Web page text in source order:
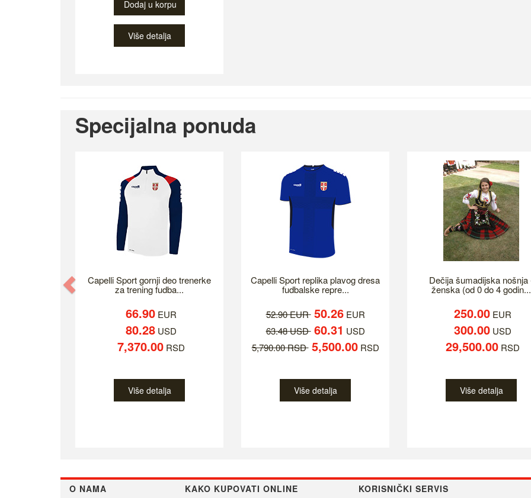
Dodaj u korpu
Više detalja
Specijalna ponuda
Capelli Sport gornji deo trenerke
za trening fudba...
66.90EUR
80.28USD
7,370.00RSD
Više detalja
Capelli Sport replika plavog dresa
fudbalske repre...
52.90 EUR 50.26EUR
63.48 USD 60.31 USD
5,790.00 RSD 5,500.00RSD
Više detalja
Dečija šumadijska nošnja
ženska (od 0 do 4 godin...
250.00 EUR
300.00 USD
29,500.00 RSD
Više detalja
Previous
O NAMA KAKO KUPOVATI ONLINE KORISNIČKI SERVIS